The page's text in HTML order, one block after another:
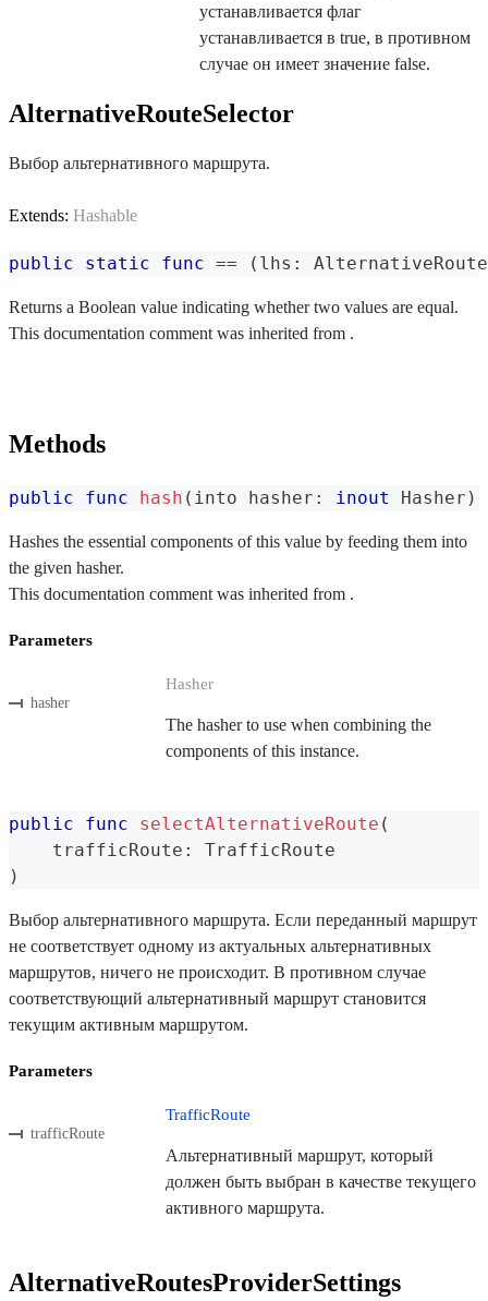
устанавливается флаг
устанавливается в true, в противном
случае он имеет значение false.
AlternativeRouteSelector
Выбор альтернативного маршрута.
Extends: Hashable
public static func == ( lhs :
Returns a Boolean value indicating whether two values are equal.
This documentation comment was inherited from .
Methods
public func hash ( into hasher : inout Hasher )
Hashes the essential components of this value by feeding them into
the given hasher.
This documentation comment was inherited from .
Parameters
hasher
Hasher
The hasher to use when combining the
components of this instance.
public func selectAlternativeRoute (
    trafficRoute
:
TrafficRoute
)
Выбор альтернативного маршрута. Если переданный маршрут
не соответствует одному из актуальных альтернативных
маршрутов, ничего не происходит. В противном случае
соответствующий альтернативный маршрут становится
текущим активным маршрутом.
Parameters
trafficRoute
TrafficRoute
Альтернативный маршрут, который
должен быть выбран в качестве текущего
активного маршрута.
AlternativeRoutesProviderSettings